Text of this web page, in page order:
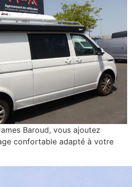
Baroud, vous ajoutez
confortable adapté à votre